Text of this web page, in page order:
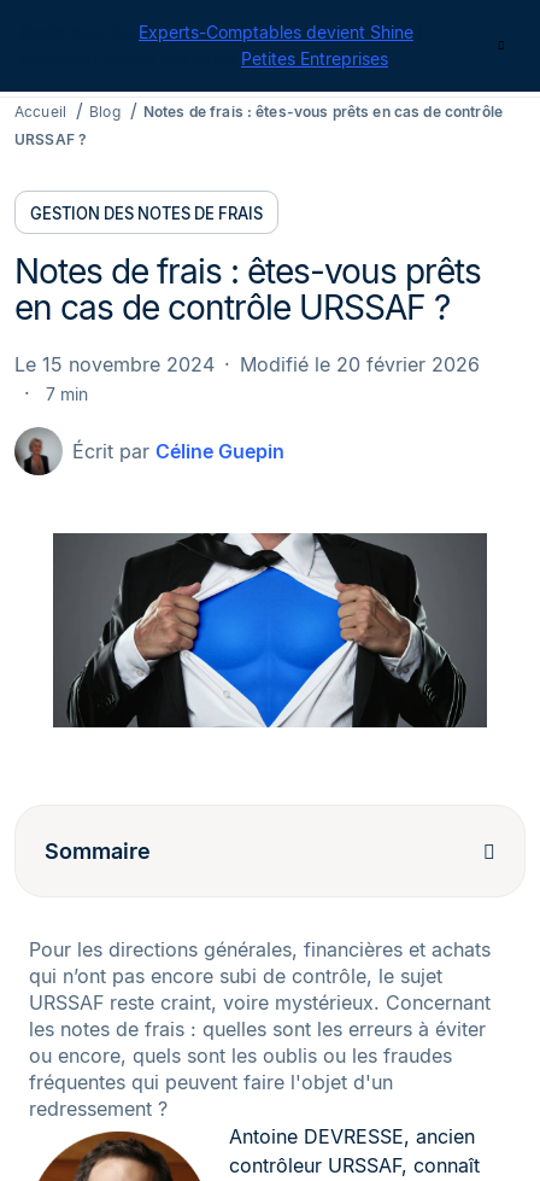
Experts-Comptables devient Shine
Petites Entreprises
Accueil Blog
Notes de frais : êtes-vous prêts en cas de contrôle
URSSAF ?
GESTION DES NOTES DE FRAIS
Notes de frais : êtes-vous prêts
en cas de contrôle URSSAF ?
Écrit par Céline Guepin
Le 15 novembre 2024 Modifié le 20 février 2026
7 min
Sommaire
Pour les directions générales, financières et achats
qui n’ont pas encore subi de contrôle, le sujet
URSSAF reste craint, voire mystérieux. Concernant
les notes de frais : quelles sont les erreurs à éviter
ou encore, quels sont les oublis ou les fraudes
fréquentes qui peuvent faire l'objet d'un
redressement ?
Antoine DEVRESSE, ancien
contrôleur URSSAF, connaît